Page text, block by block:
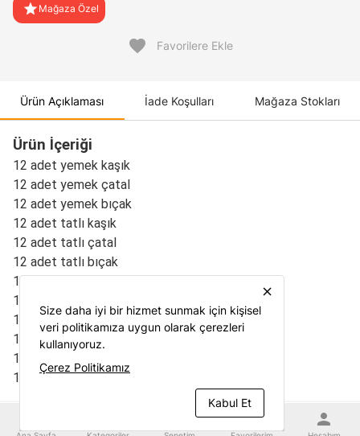
star Mağaza Özel
favorite Favorilere Ekle
Ürün Açıklaması İade Koşulları Mağaza Stokları
Ürün İçeriği
12 adet yemek kaşık
12 adet yemek çatal
12 adet yemek bıçak
12 adet tatlı kaşık
12 adet tatlı çatal
12 adet tatlı bıçak
12 adet çay kaşığı
1 adet servis kürek
1 adet servis kaşık
1 adet servis çatal
1 adet servis kepçe
1 adet servis kevgir
favorite person
close
Size daha iyi bir hizmet sunmak için kişisel
veri politikamıza uygun olarak çerezleri
kullanıyoruz.
Çerez Politikamız
Kabul Et